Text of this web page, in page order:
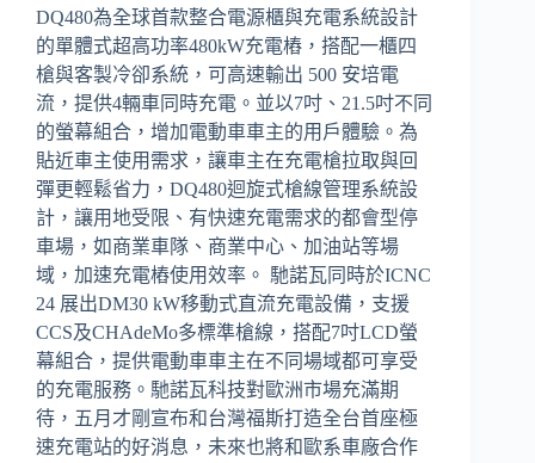
DQ480為全球首款整合電源櫃與充電系統設計
的單體式超高功率480kW充電樁，搭配一櫃四
槍與客製冷卻系統，可高速輸出 500 安培電
流，提供4輛車同時充電。並以7吋、21.5吋不同
的螢幕組合，增加電動車車主的用戶體驗。為
貼近車主使用需求，讓車主在充電槍拉取與回
彈更輕鬆省力，DQ480迴旋式槍線管理系統設
計，讓用地受限、有快速充電需求的都會型停
車場，如商業車隊、商業中心、加油站等場
域，加速充電樁使用效率。 馳諾瓦同時於ICNC
24 展出DM30 kW移動式直流充電設備，支援
CCS及CHAdeMo多標準槍線，搭配7吋LCD螢
幕組合，提供電動車車主在不同場域都可享受
的充電服務。馳諾瓦科技對歐洲市場充滿期
待，五月才剛宣布和台灣福斯打造全台首座極
速充電站的好消息，未來也將和歐系車廠合作